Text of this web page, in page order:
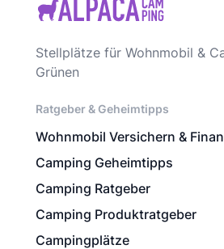
Stellplätze für Wohnmobil &
Grünen
Ratgeber & Geheimtipps
Wohnmobil Versichern &
Camping Geheimtipps
Camping Ratgeber
Camping Produktratgeber
Campingplätze